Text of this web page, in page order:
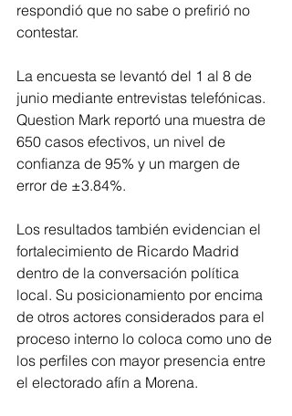
respondió que no sabe o prefirió no
contestar.
La encuesta se levantó del 1 al 8 de
junio mediante entrevistas telefónicas.
Question Mark reportó una muestra de
650 casos efectivos, un nivel de
confianza de 95% y un margen de
error de ±3.84%.
Los resultados también evidencian el
fortalecimiento de Ricardo Madrid
dentro de la conversación política
local. Su posicionamiento por encima
de otros actores considerados para el
proceso interno lo coloca como uno de
los perfiles con mayor presencia entre
el electorado afín a Morena.